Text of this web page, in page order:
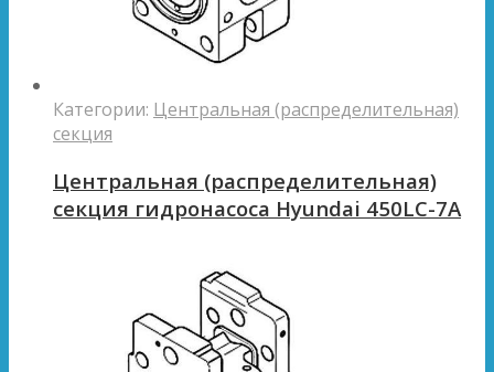
Категории: Центральная (распределительная)
секция
Центральная (распределительная)
секция гидронасоса Hyundai 450LC-7A